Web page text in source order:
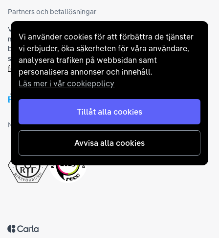
Vi använder cookies för att förbättra de tjänster
vi erbjuder, öka säkerheten för våra användare,
analysera trafiken på webbsidan samt
personalisera annonser och innehåll.
Läs mer i vår cookiepolicy
Tillåt alla cookies
Avvisa alla cookies
Partners och betallösningar
Vi samarbetar med
möjliga finansieringslösning och stödjer en rad olika
betalningsmetoder. För att du ska känna dig trygg vid ditt köp
samarbetar vi med Folksam och AutoConcept gällande
försäkringar och garantier.
Medlemskap och utmärkelser
Tillbaka till startsidan